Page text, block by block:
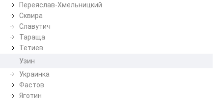
Переяслав-Хмельницкий
Сквира
Славутич
Тараща
Тетиев
Узин
Украинка
Фастов
Яготин